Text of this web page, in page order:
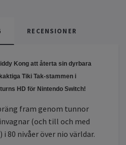
RECENSIONER
Kong att återta sin dyrbara
Tiki Tak-stammen i
HD för Nintendo Switch!
fram genom tunnor
(och till och med
80 nivåer över nio världar.